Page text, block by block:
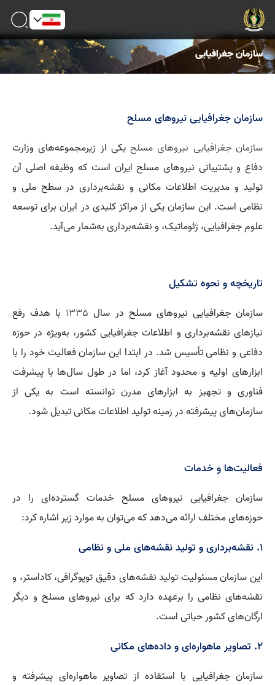
سازمان جغرافیایی
سازمان جغرافیایی نیروهای مسلح
سازمان جغرافیایی نیروهای مسلح یکی از زیرمجموعه‌های وزارت
دفاع و پشتیبانی نیروهای مسلح ایران است که وظیفه اصلی آن
تولید و مدیریت اطلاعات مکانی و نقشه‌برداری در سطح ملی و
نظامی است. این سازمان یکی از مراکز کلیدی در ایران برای توسعه
علوم جغرافیایی، ژئوماتیک، و نقشه‌برداری به‌شمار می‌آید.
تاریخچه و نحوه تشکیل
سازمان جغرافیایی نیروهای مسلح در سال 1335 با هدف رفع
نیازهای نقشه‌برداری و اطلاعات جغرافیایی کشور، به‌ویژه در حوزه
دفاعی و نظامی تأسیس شد. در ابتدا این سازمان فعالیت خود را با
ابزارهای اولیه و محدود آغاز کرد، اما در طول سال‌ها با پیشرفت
فناوری و تجهیز به ابزارهای مدرن توانسته است به یکی از
سازمان‌های پیشرفته در زمینه تولید اطلاعات مکانی تبدیل شود.
فعالیت‌ها و خدمات
سازمان جغرافیایی نیروهای مسلح خدمات گسترده‌ای را در
حوزه‌های مختلف ارائه می‌دهد که می‌توان به موارد زیر اشاره کرد:
1. نقشه‌برداری و تولید نقشه‌های ملی و نظامی
این سازمان مسئولیت تولید نقشه‌های دقیق توپوگرافی، کاداستر، و
نقشه‌های نظامی را برعهده دارد که برای نیروهای مسلح و دیگر
ارگان‌های کشور حیاتی است.
2. تصاویر ماهواره‌ای و داده‌های مکانی
سازمان جغرافیایی با استفاده از تصاویر ماهواره‌ای پیشرفته و